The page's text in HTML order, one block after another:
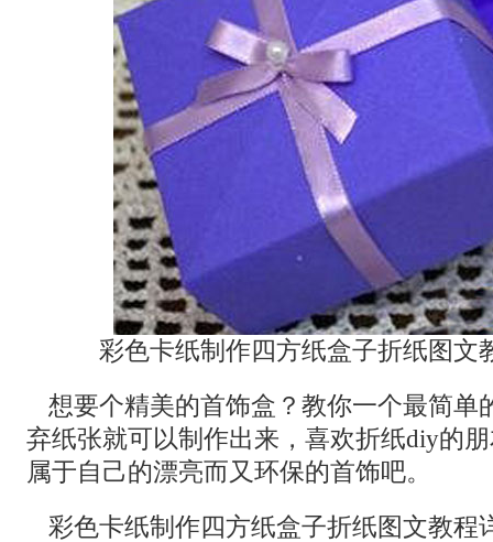
彩色卡纸制作四方纸盒子折纸图文
想要个精美的首饰盒？教你一个最简单
弃纸张就可以制作出来，喜欢折纸diy的
属于自己的漂亮而又环保的首饰吧。
彩色卡纸制作四方纸盒子折纸图文教程